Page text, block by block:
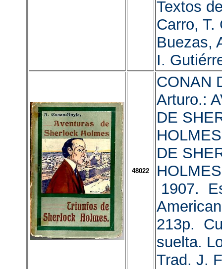
Textos
Carro, T.
Buezas,
I.
48022
CONAN
Arturo.:
DE
DE
1907.
213p.
suelta.
Trad. J.